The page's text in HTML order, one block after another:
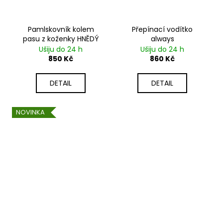
Pamlskovník kolem
pasu z koženky HNĚDÝ
Ušiju do 24 h
850 Kč
DETAIL
Přepínací vodítko
always
Ušiju do 24 h
860 Kč
DETAIL
NOVINKA